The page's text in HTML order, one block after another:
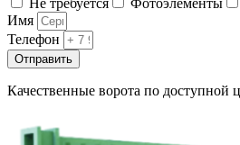
Не требуется Фотоэлементы
Имя
Телефон
Отправить
Качественные ворота по доступной